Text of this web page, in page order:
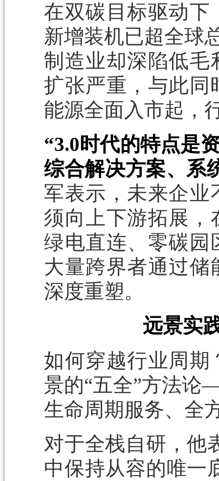
在双碳目标驱动下
新增装机已超全球
制造业却深陷低毛
扩张严重，与此同
能源全面入市起，
“3.0时代的特点是
综合解决方案、系
军表示，未来企业
须向上下游拓展，
绿电直连、零碳园
大量跨界者通过
深度重塑。
远景实
如何穿越行业周期
景的“五全”方法
生命周期服务、全
对于全栈自研，他
中保持从容的唯一